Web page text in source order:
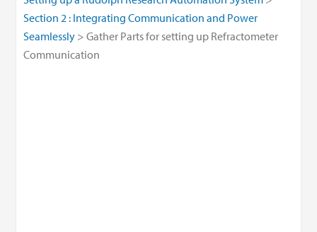
Section 2 : Integrating Communication and Power
Seamlessly
Gather Parts for setting up Refractometer
Communication